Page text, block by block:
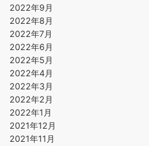
2022年9月
2022年8月
2022年7月
2022年6月
2022年5月
2022年4月
2022年3月
2022年2月
2022年1月
2021年12月
2021年11月